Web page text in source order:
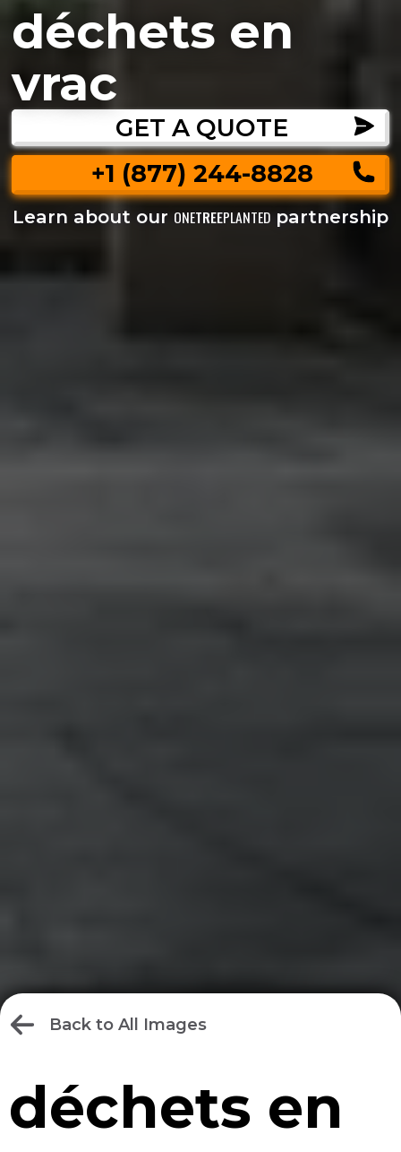
déchets en
vrac
GET A QUOTE
+1 (877) 244-8828
Learn about our ONETREEPLANTED partnership
Back to All Images
déchets en